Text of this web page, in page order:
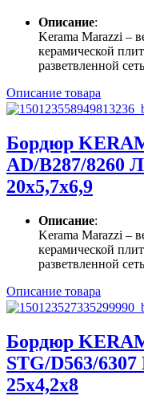
Описание:
Kerama Marazzi –
керамической
разветвленной
Описание товара
Бордюр
AD/B287/8260
20х5,7х6,9
Описание:
Kerama Marazzi –
керамической
разветвленной
Описание товара
Бордюр
STG/D563/
25х4,2х8